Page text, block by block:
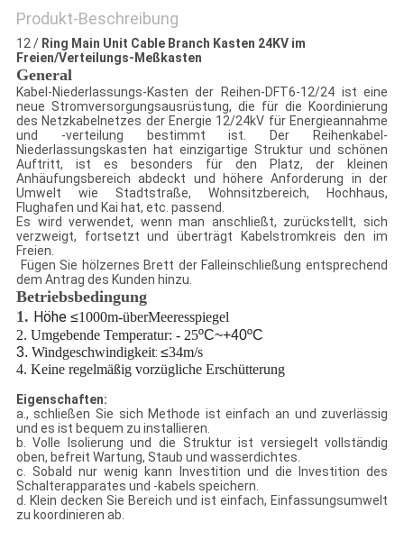
Produkt-Beschreibung
12 / Ring Main Unit Cable Branch Kasten 24KV im
Freien/Verteilungs-Meßkasten
General
Kabel-Niederlassungs-Kasten der Reihen-DFT6-12/24 ist eine
neue Stromversorgungsausrüstung, die für die Koordinierung
des Netzkabelnetzes der Energie 12/24kV für Energieannahme
und -verteilung bestimmt ist. Der Reihenkabel-
Niederlassungskasten hat einzigartige Struktur und schönen
Auftritt, ist es besonders für den Platz, der kleinen
Anhäufungsbereich abdeckt und höhere Anforderung in der
Umwelt wie Stadtstraße, Wohnsitzbereich, Hochhaus,
Flughafen und Kai hat, etc. passend.
Es wird verwendet, wenn man anschließt, zurückstellt, sich
verzweigt, fortsetzt und überträgt Kabelstromkreis den im
Freien.
Fügen Sie hölzernes Brett der Falleinschließung entsprechend
dem Antrag des Kunden hinzu.
Betriebsbedingung
1. Höhe≤1000m-überMeeresspiegel
2. Umgebende Temperatur: - 25ºC~+40ºC
3. Windgeschwindigkeit: ≤34m/s
4. Keine regelmäßig vorzügliche Erschütterung
Eigenschaften:
a., schließen Sie sich Methode ist einfach an und zuverlässig
und es ist bequem zu installieren.
b. Volle Isolierung und die Struktur ist versiegelt vollständig
oben, befreit Wartung, Staub und wasserdichtes.
c. Sobald nur wenig kann Investition und die Investition des
Schalterapparates und -kabels speichern.
d. Klein decken Sie Bereich und ist einfach, Einfassungsumwelt
zu koordinieren ab.